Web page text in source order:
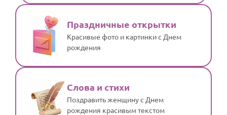
Праздничные открытки
Красивые фото и картинки с Днем
рождения
Слова и стихи
Поздравить женщину с Днем
рождения красивым текстом